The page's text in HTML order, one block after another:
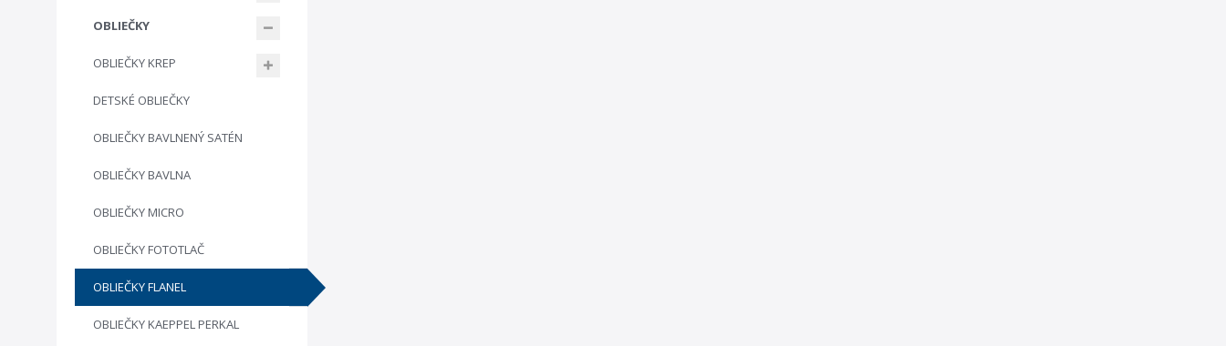
OBLIEČKY
OBLIEČKY KREP
DETSKÉ OBLIEČKY
OBLIEČKY BAVLNENÝ SATÉN
OBLIEČKY BAVLNA
OBLIEČKY MICRO
OBLIEČKY FOTOTLAČ
OBLIEČKY FLANEL
OBLIEČKY KAEPPEL PERKAL